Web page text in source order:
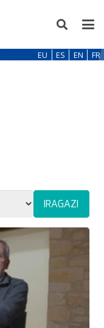
EU ES EN FR
IRAGAZI